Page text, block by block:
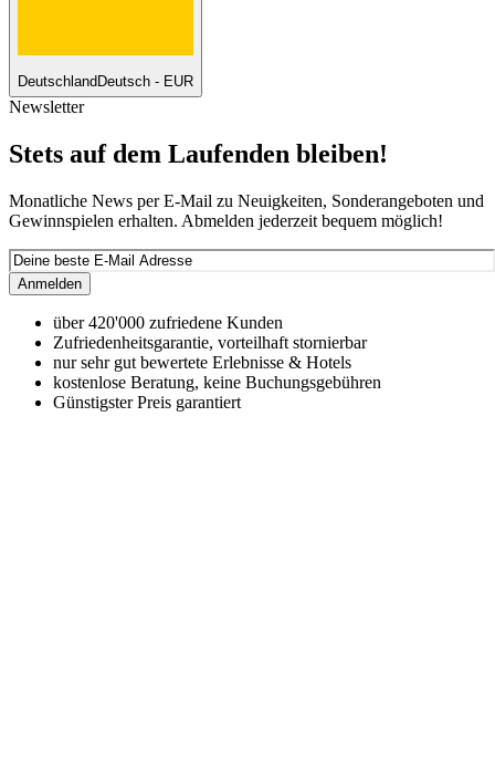
Deutschland Deutsch - EUR
Newsletter
Stets auf dem Laufenden bleiben!
Monatliche News per E-Mail zu Neuigkeiten, Sonderangeboten und
Gewinnspielen erhalten. Abmelden jederzeit bequem möglich!
Anmelden
über 420'000 zufriedene Kunden
Zufriedenheitsgarantie, vorteilhaft stornierbar
nur sehr gut bewertete Erlebnisse & Hotels
kostenlose Beratung, keine Buchungsgebühren
Günstigster Preis garantiert